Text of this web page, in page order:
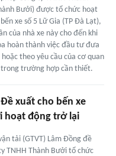
Bưởi) được tổ chức hoạt
xe số 5 Lữ Gia (TP Đà Lạt),
của nhà xe này cho đến khi
hoàn thành việc đầu tư đưa
theo yêu cầu của cơ quan
trường hợp cần thiết.
xuất cho bến xe
hoạt động trở lại
tải (GTVT) Lâm Đồng đề
TNHH Thành Bưởi tổ chức